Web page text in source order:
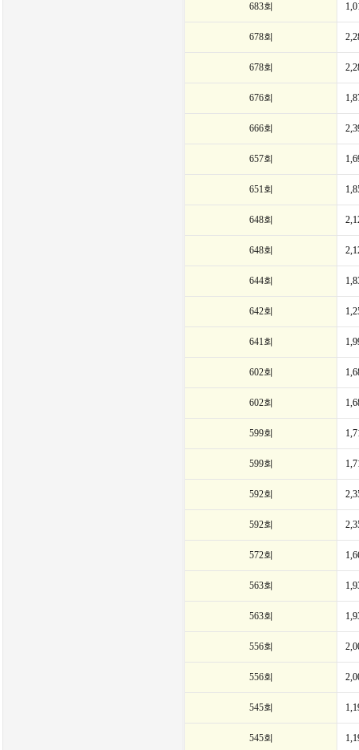
683회
678회
678회
676회
666회
657회
651회
648회
648회
644회
642회
641회
602회
602회
599회
599회
592회
592회
572회
563회
563회
556회
556회
545회
545회